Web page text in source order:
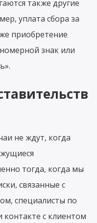
также другие
уплата сбора за
приобретение
знак или
не ждут, когда
тогда, когда мы
связанные с
специалисты по
с клиентом